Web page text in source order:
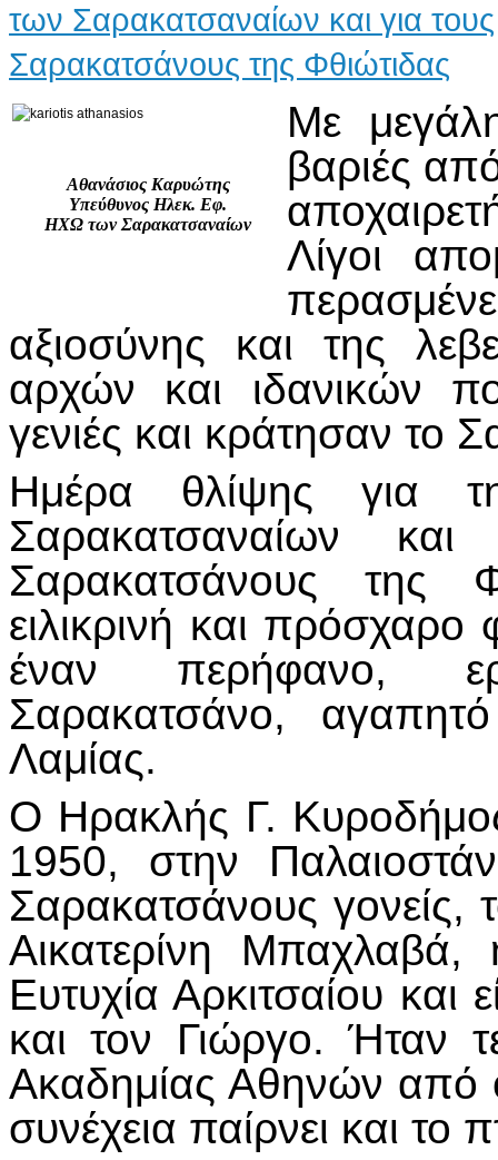
Αθανάσιος Καρυώτης
Υπεύθυνος Ηλεκ. Εφ.
ΗΧΩ των Σαρακατσαναίων
Με
βαριές
Λίγοι
αξιοσύνης και της
αρχών και ιδανικών
γενιές και κράτησαν το
Ημέρα θλίψης για
Σαρακατσαναίων
Σαρακατσάνους της
ειλικρινή και
έναν περήφανο,
Σαρακατσάνο,
Λαμίας.
Ο Ηρακλής Γ.
1950, στην
Σαρακατσάνους γονείς,
Αικατερίνη
Ευτυχία Αρκιτσαίου και
και τον Γιώργο. Ήταν
Ακαδημίας Αθηνών από
συνέχεια παίρνει και το